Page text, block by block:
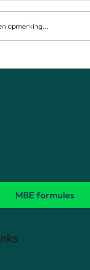
formules naast
opmerking...
MBE formules